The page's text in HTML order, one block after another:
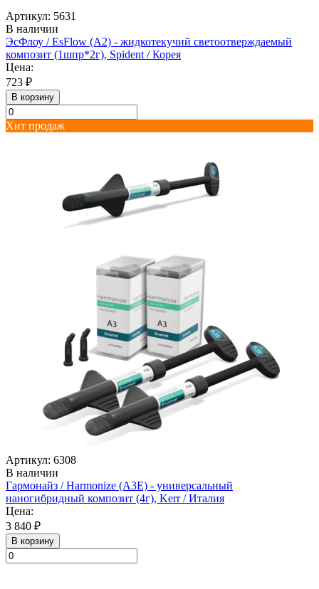
Артикул: 5631
В наличии
ЭсФлоу / EsFlow (А2) - жидкотекучий светоотверждаемый
композит (1шпр*2г), Spident / Корея
Цена:
723 ₽
В корзину
Хит продаж
Артикул: 6308
В наличии
Гармонайз / Harmonize (А3Е) - универсальный
наногибридный композит (4г), Kerr / Италия
Цена:
3 840 ₽
В корзину